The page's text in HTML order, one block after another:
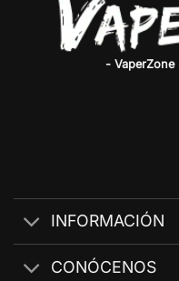
-
INFORMACIÓN
CONÓCENOS